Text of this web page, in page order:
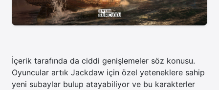
İçerik tarafında da ciddi genişlemeler söz konusu.
Oyuncular artık Jackdaw için özel yeteneklere sahip
yeni subaylar bulup atayabiliyor ve bu karakterler